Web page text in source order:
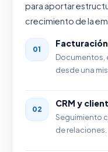
para aportar
crecimiento de la
01
Facturación
Documentos,
desde una
02
CRM y
Seguimiento
de relaciones.